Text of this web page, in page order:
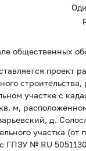
общественных
проект
участке с
м,
д.
участка (от
ГПЗУ № RU